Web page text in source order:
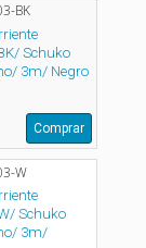
BK
Schuko
3m/ Negro
Comprar
W
Schuko
3m/